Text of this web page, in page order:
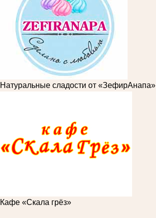
Натуральные сладости от «ЗефирАнапа»
Кафе «Скала грёз»